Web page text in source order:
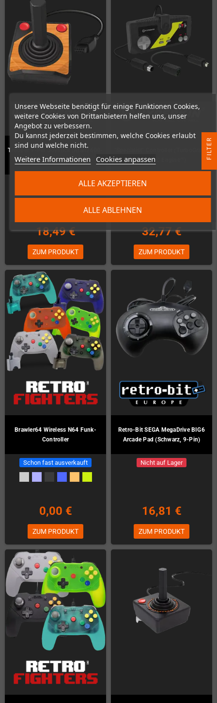
Unsere Webseite benötigt für einige Funktionen Cookies,
weitere Cookies von Drittanbietern helfen uns, unser
Angebot zu verbessern.
Du kannst jederzeit bestimmen, welche Cookies erlaubt
sind und welche nicht.
Weitere Informationen Cookies anpassen
ALLE ABLEHNEN
ALLE AKZEPTIEREN
Trooper 9-Pin Joystick (Atari2600-
Style)
18,49 €
ZUM PRODUKT
"Specialist" Controller (TurboGrafx-
16®/ PC Engine™)
Nicht auf Lager
32,77 €
ZUM PRODUKT
Brawler64 Wireless N64 Funk-
Controller
Schon fast ausverkauft
0,00 €
ZUM PRODUKT
Retro-Bit SEGA MegaDrive BIG6
Arcade Pad (Schwarz, 9-Pin)
Nicht auf Lager
16,81 €
ZUM PRODUKT
R